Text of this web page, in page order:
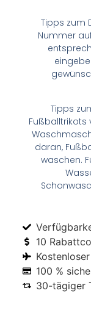
Tipps zum
Nummer
Tipps
Fußballtrikots
daran,
waschen.
10
100 %
30-tägiger